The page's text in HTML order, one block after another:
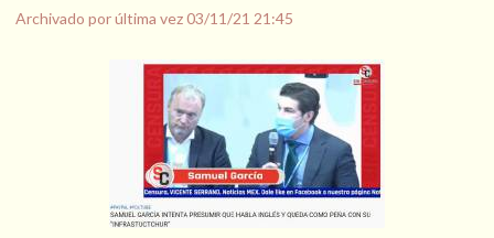
Archivado por última vez03/11/21 21:45